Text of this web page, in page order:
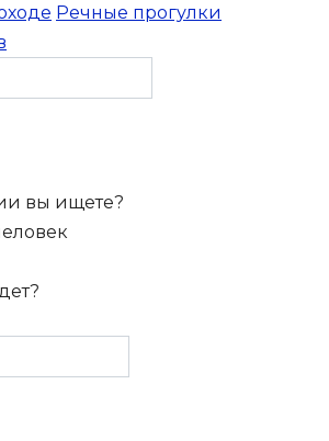
Речные прогулки
вы ищете?